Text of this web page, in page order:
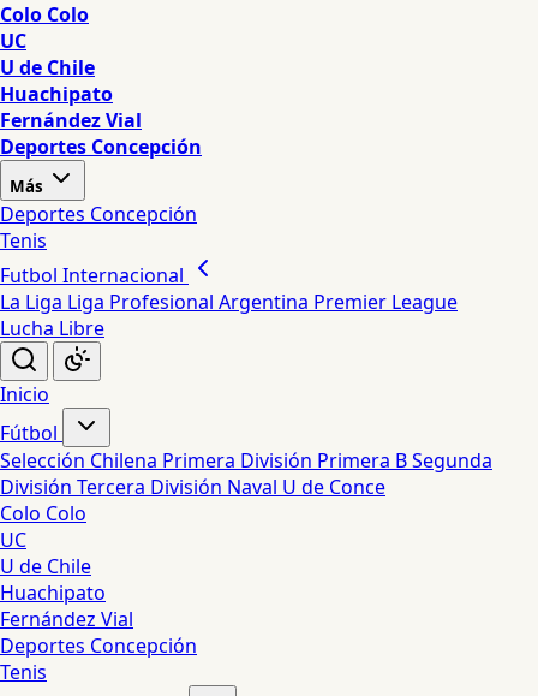
Colo Colo
UC
U de Chile
Huachipato
Fernández Vial
Deportes Concepción
Más
Deportes Concepción
Tenis
Futbol Internacional
La Liga Liga Profesional Argentina Premier League
Lucha Libre
Inicio
Fútbol
Selección Chilena Primera División Primera BSegunda
División Tercera División Naval U de Conce
Colo Colo
UC
U de Chile
Huachipato
Fernández Vial
Deportes Concepción
Tenis